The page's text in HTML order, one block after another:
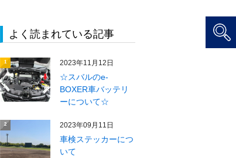
よく読まれている記事
1 2023年11月12日
☆スバルのe-
BOXER車バッテリ
ーについて☆
2 2023年09月11日
車検ステッカーにつ
いて